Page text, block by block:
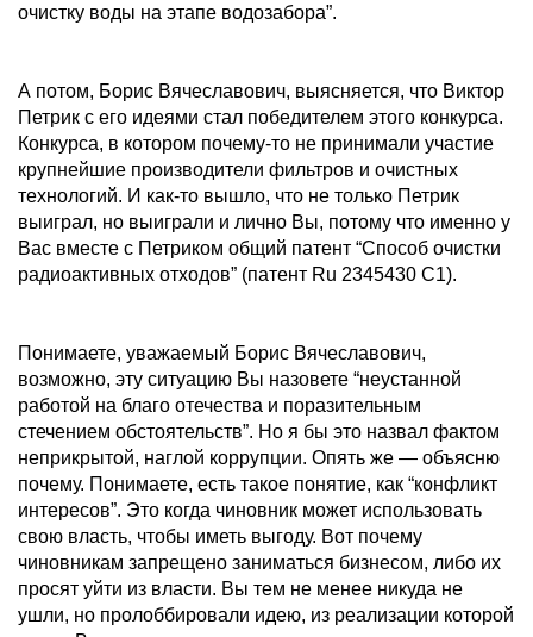
очистку воды на этапе водозабора”.
А потом, Борис Вячеславович, выясняется, что Виктор
Петрик с его идеями стал победителем этого конкурса.
Конкурса, в котором почему-то не принимали участие
крупнейшие производители фильтров и очистных
технологий. И как-то вышло, что не только Петрик
выиграл, но выиграли и лично Вы, потому что именно у
Вас вместе с Петриком общий патент “Способ очистки
радиоактивных отходов” (патент Ru 2345430 С1).
Понимаете, уважаемый Борис Вячеславович,
возможно, эту ситуацию Вы назовете “неустанной
работой на благо отечества и поразительным
стечением обстоятельств”. Но я бы это назвал фактом
неприкрытой, наглой коррупции. Опять же — объясню
почему. Понимаете, есть такое понятие, как “конфликт
интересов”. Это когда чиновник может использовать
свою власть, чтобы иметь выгоду. Вот почему
чиновникам запрещено заниматься бизнесом, либо их
просят уйти из власти. Вы тем не менее никуда не
ушли, но пролоббировали идею, из реализации которой